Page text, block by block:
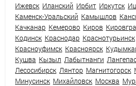
Ижевск Иланский Ирбит Иркутск
Каменск-Уральский Камышлов
Качканар Кемерово Киров
Кодинск Краснодар Краснотурьинск
Красноуфимск Красноярск
Кушва Кызыл Лабытнанги
Лесосибирск Лянтор Магнитогорск
Минусинск Михайловск Москва